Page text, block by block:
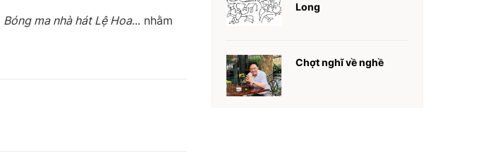
Bóng ma nhà hát Lệ Hoa... nhằm
Long
Chợt nghĩ về nghề